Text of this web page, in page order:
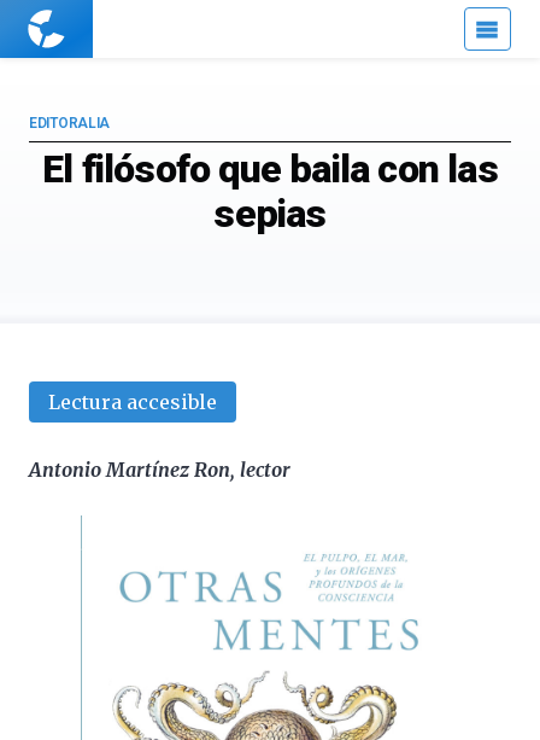
Cuaderno
El filósofo que baila con las
sepias
EDITORALIA
Lectura accesible
Antonio Martínez Ron, lector